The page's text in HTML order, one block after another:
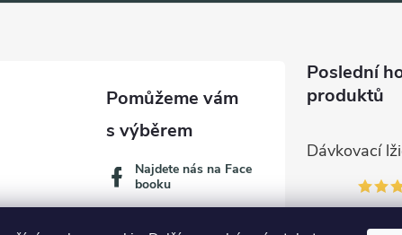
Najdete nás na Face
booku
Poslední
produktů